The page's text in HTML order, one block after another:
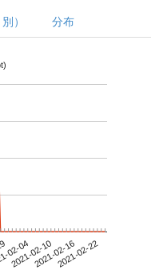
） 分布
02-04
2021-02-102021-02-162021-02-22